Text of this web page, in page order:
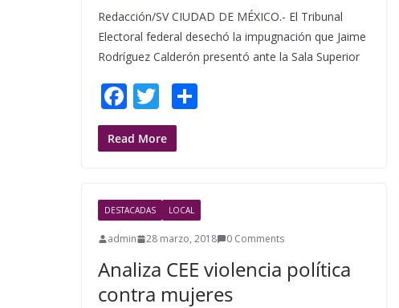
Redacción/SV CIUDAD DE MÉXICO.- El Tribunal
Electoral federal desechó la impugnación que Jaime
Rodríguez Calderón presentó ante la Sala Superior
F
ac
e
o
o
k
T
w
itt
Read More
DESTACADAS LOCAL
admin 28 marzo, 2018 0 Comments
Analiza CEE violencia política
contra mujeres